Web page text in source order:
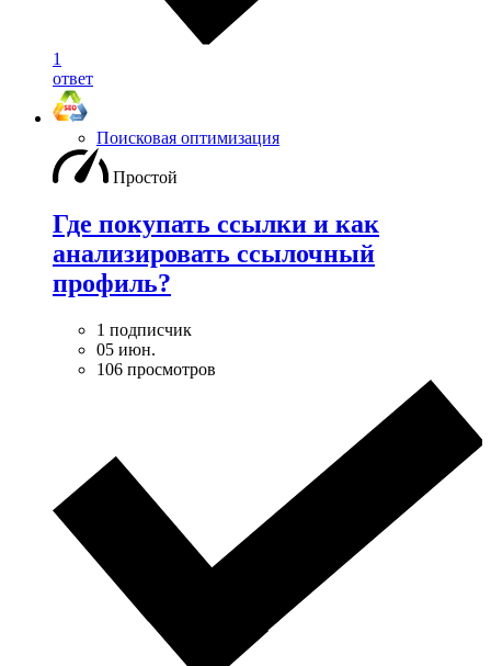
1
ответ
Поисковая оптимизация
Простой
Где покупать ссылки и как
анализировать ссылочный
профиль?
1 подписчик
05 июн.
106 просмотров